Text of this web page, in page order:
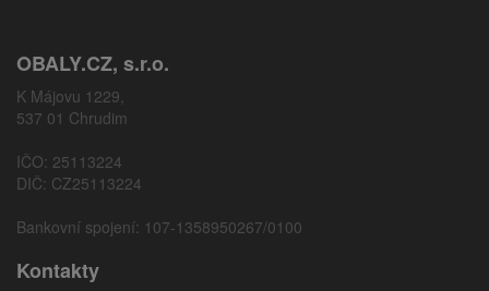
OBALY.CZ, s.r.o.
K Májovu 1229,
537 01 Chrudim
IČO: 25113224
DIČ: CZ25113224
Bankovní spojení: 107-1358950267/0100
Kontakty